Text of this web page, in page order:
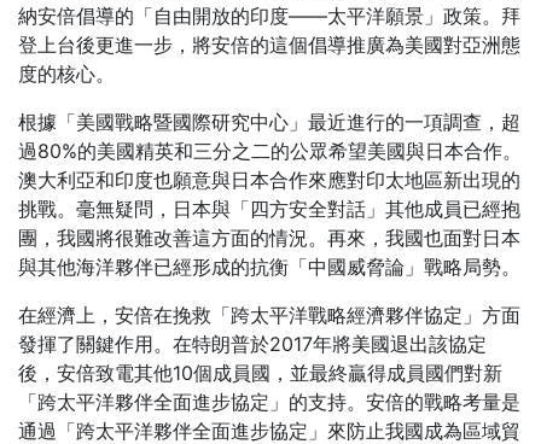
納安倍倡導的「自由開放的印度——太平洋願景」政策。拜
登上台後更進一步，將安倍的這個倡導推廣為美國對亞洲態
度的核心。
根據「美國戰略暨國際研究中心」最近進行的一項調查，超
過80%的美國精英和三分之二的公眾希望美國與日本合作。
澳大利亞和印度也願意與日本合作來應對印太地區新出現的
挑戰。毫無疑問，日本與「四方安全對話」其他成員已經抱
團，我國將很難改善這方面的情況。再來，我國也面對日本
與其他海洋夥伴已經形成的抗衡「中國威脅論」戰略局勢。
在經濟上，安倍在挽救「跨太平洋戰略經濟夥伴協定」方面
發揮了關鍵作用。在特朗普於2017年將美國退出該協定
後，安倍致電其他10個成員國，並最終贏得成員國們對新
「跨太平洋夥伴全面進步協定」的支持。安倍的戰略考量是
通過「跨太平洋夥伴全面進步協定」來防止我國成為區域貿